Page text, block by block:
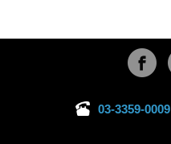
03-3359-0009